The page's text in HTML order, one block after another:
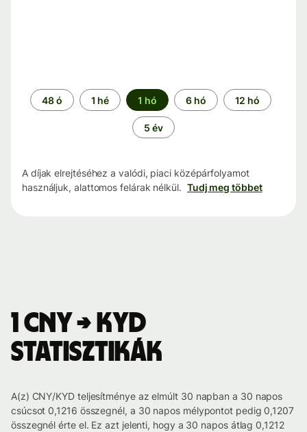
Időszak
48 ó 1 hé 1 hó 6 hó 12 hó
5 év
A díjak elrejtéséhez a valódi, piaci középárfolyamot
használjuk, alattomos felárak nélkül. Tudj meg többet
1 CNY → KYD
statisztikák
A(z) CNY/KYD teljesítménye az elmúlt 30 napban a 30 napos
csúcsot 0,1216 összegnél, a 30 napos mélypontot pedig 0,1207
összegnél érte el. Ez azt jelenti, hogy a 30 napos átlag 0,1212